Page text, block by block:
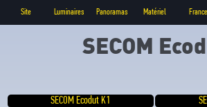
Site Luminaires Panoramas Matériel France
SECOM
SECOM Ecodut K1